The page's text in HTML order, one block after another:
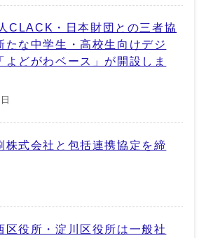
CLACK・日本財団との三者協
たな中学生・高校生向けデジ
よどがわベース」が開設しま
株式会社と包括連携協定を締
区役所・淀川区役所は一般社